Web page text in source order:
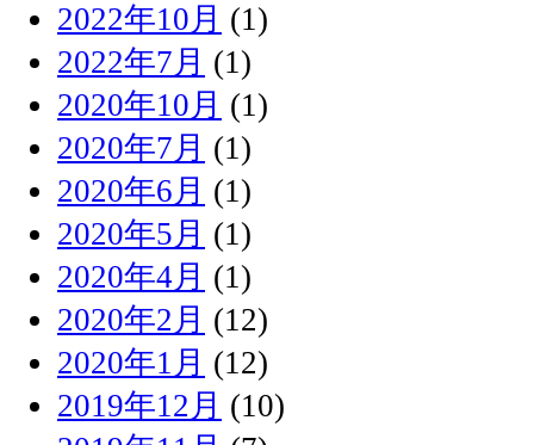
2022年10月 (1)
2022年7月 (1)
2020年10月 (1)
2020年7月 (1)
2020年6月 (1)
2020年5月 (1)
2020年4月 (1)
2020年2月 (12)
2020年1月 (12)
2019年12月 (10)